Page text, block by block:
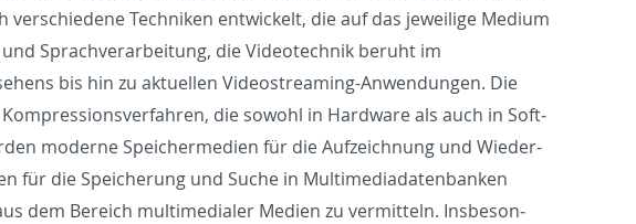
ver­schiedene Tech­niken en­twick­elt, die auf das jew­eilige Medium
Sprachver­ar­beitung, die Videotech­nik beruht im
bis hin zu ak­tuellen Videostream­ing-An­wen­dun­gen. Die
die sowohl in Hard­ware als auch in Soft­
mod­erne Spe­icher­me­dien für die Aufze­ich­nung und Wieder­
für die Spe­icherung und Suche in Mul­ti­me­di­a­daten­banken
dem Bere­ich mul­ti­me­di­aler Me­dien zu ver­mit­teln. Ins­beson­